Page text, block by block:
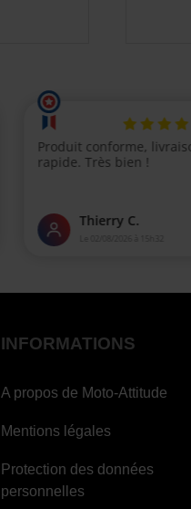
INFORMATIONS
A propos de Moto-Attitude
Mentions légales
Protection des données
personnelles